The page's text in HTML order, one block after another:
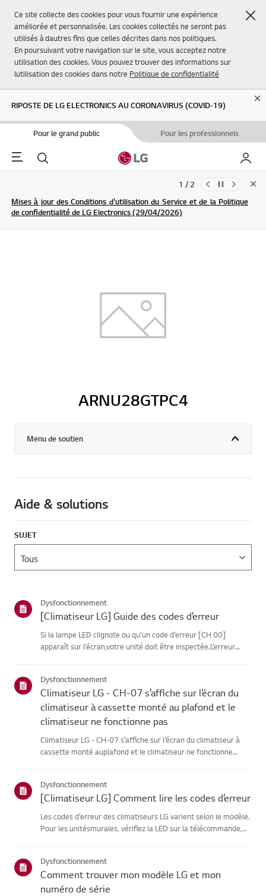
Ce site collecte des cookies pour vous fournir une expérience
améliorée et personnalisée. Les cookies collectés ne seront pas
utilisés à dautres fins que celles décrites dans nos politiques.
En poursuivant votre navigation sur le site, vous acceptez notre
utilisation des cookies. Vous pouvez trouver des informations sur
lutilisation des cookies dans notre Politique de confidentialité
RIPOSTE DE LG ELECTRONICS AU CORONAVIRUS (COVID-19)
Pour le grand public Pour les professionnels
Menu Rechercher Mon
Mises à jour des Conditions d'utilisation du Service et de la Politique
de confidentialité de LG Electronics (29/04/2026)
1 / 2
ARNU28GTPC4
Menu de soutien
Aide & solutions
SUJET
Dysfonctionnement
[Climatiseur LG] Guide des codes d’erreur
Si la lampe LED clignote ou qu’un code d’erreur [CH 00]
apparaît sur l’écran,votre unité doit être inspectée.L’erreur
-Effect...
Dysfonctionnement
Climatiseur LG - CH-07 s’affiche sur l’écran du
climatiseur à cassette monté au plafond et le
climatiseur ne fonctionne pas
Climatiseur LG - CH-07 s’affiche sur l’écran du climatiseur à
cassette monté auplafond et le climatiseur ne fonctionne
Dysfonctionnement
[Climatiseur LG] Comment lire les codes d’erreur
Les codes d’erreur des climatiseurs LG varient selon le modèle.
Pour les unitésmurales, vérifiez la LED sur la télécommande,
Dysfonctionnement
Comment trouver mon modèle LG et mon
numéro de série